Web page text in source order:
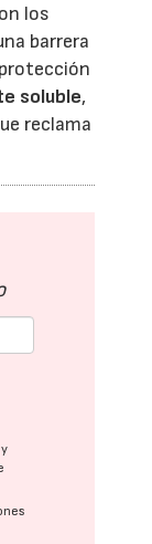
los
barrera
soluble,
reclama